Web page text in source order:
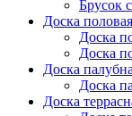
Брусок
Доска половая
Доска
Доска
Доска
Доска
Доска